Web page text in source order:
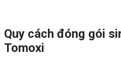
Quy cách đóng gói
Tomoxi